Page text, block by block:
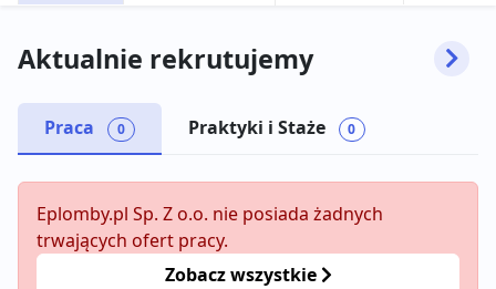
Aktualnie rekrutujemy
Praca 0 Praktyki i Staże 0
Eplomby.pl Sp. Z o.o. nie posiada żadnych
trwających ofert pracy.
Zobacz wszystkie